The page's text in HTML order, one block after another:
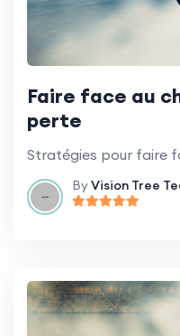
Faire face au
perte
ByVision Tree